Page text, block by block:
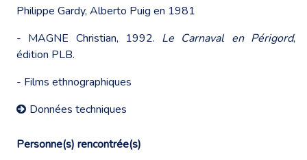
Philippe Gardy, Alberto Puig en 1981
- MAGNE Christian, 1992. Le Carnaval en Périgord,
édition PLB.
- Films ethnographiques
Données techniques
Personne(s) rencontrée(s)